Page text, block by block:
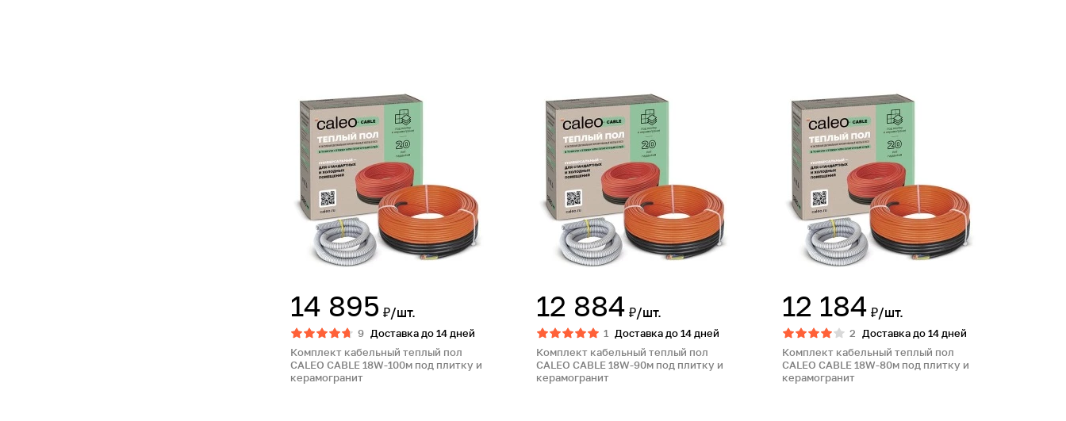
14 895 ₽/шт.
9 Доставка до 14 дней
Комплект кабельный теплый пол
CALEO CABLE 18W-100м под плитку и
керамогранит
12 884 ₽/шт.
1
Доставка до 14 дней
Комплект кабельный теплый пол
CALEO CABLE 18W-90м под плитку и
керамогранит
12 184 ₽/шт.
2
Доставка до 14 дней
Комплект кабельный теплый пол
CALEO CABLE 18W-80м под плитку и
керамогранит